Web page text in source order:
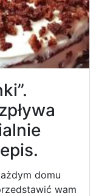
domu
wam